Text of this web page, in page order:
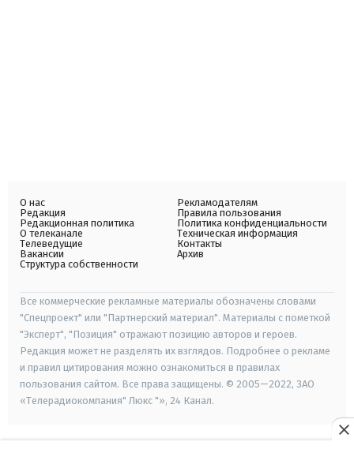
О нас
Редакция
Редакционная политика
О телеканале
Телеведущие
Вакансии
Структура собственности
Рекламодателям
Правила пользования
Политика конфиденциальности
Техническая информация
Контакты
Архив
Все коммерческие рекламные материалы обозначены словами
"Спецпроект" или "Партнерский материал". Материалы с пометкой
"Эксперт", "Позиция" отражают позицию авторов и героев.
Редакция может не разделять их взглядов. Подробнее о рекламе
и правил цитирования можно ознакомиться в правилах
пользования сайтом. Все права защищены. © 2005—2022, ЗАО
«Телерадиокомпания" Люкс "», 24 Канал.